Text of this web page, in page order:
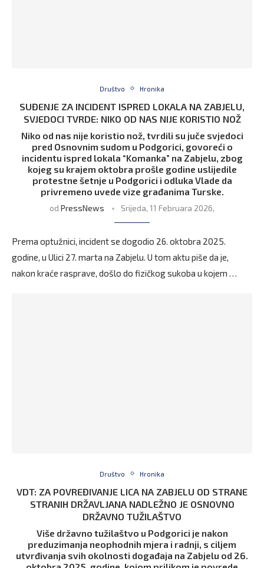
Društvo Hronika
SUĐENJE ZA INCIDENT ISPRED LOKALA NA ZABJELU,
SVJEDOCI TVRDE: NIKO OD NAS NIJE KORISTIO NOŽ
Niko od nas nije koristio nož, tvrdili su juče svjedoci
pred Osnovnim sudom u Podgorici, govoreći o
incidentu ispred lokala “Komanka” na Zabjelu, zbog
kojeg su krajem oktobra prošle godine uslijedile
protestne šetnje u Podgorici i odluka Vlade da
privremeno uvede vize građanima Turske.
od PressNews Srijeda, 11 Februara 2026,
Prema optužnici, incident se dogodio 26. oktobra 2025.
godine, u Ulici 27. marta na Zabjelu. U tom aktu piše da je,
nakon kraće rasprave, došlo do fizičkog sukoba u kojem …
Društvo Hronika
VDT: ZA POVREĐIVANJE LICA NA ZABJELU OD STRANE
STRANIH DRŽAVLJANA NADLEŽNO JE OSNOVNO
DRŽAVNO TUŽILAŠTVO
Više državno tužilaštvo u Podgorici je nakon
preduzimanja neophodnih mjera i radnji, s ciljem
utvrđivanja svih okolnosti događaja na Zabjelu od 26.